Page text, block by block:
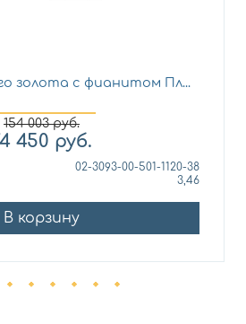
золота с фианитом Пл...
154 003руб.
450 руб.
02-3093-00-501-1120-38
3,46
В корзину